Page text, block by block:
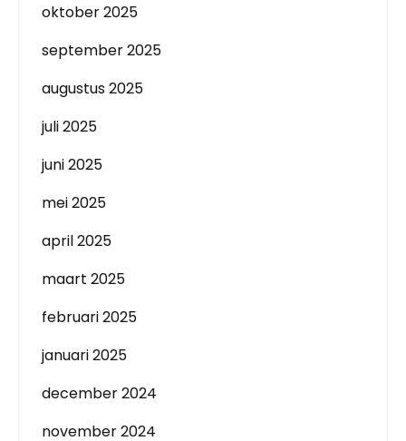
oktober 2025
september 2025
augustus 2025
juli 2025
juni 2025
mei 2025
april 2025
maart 2025
februari 2025
januari 2025
december 2024
november 2024